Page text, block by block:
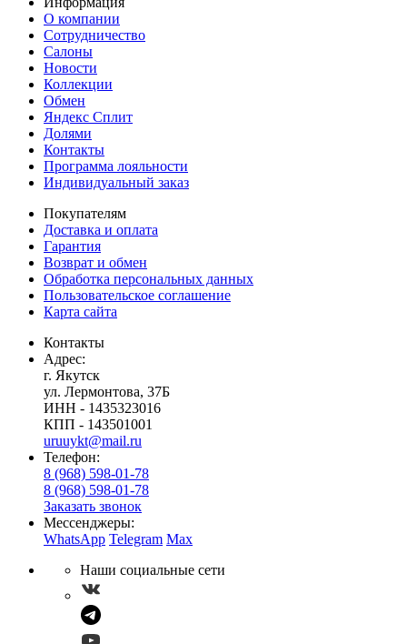
О компании
Сотрудничество
Салоны
Новости
Коллекции
Обмен
Яндекс Сплит
Долями
Контакты
Программа лояльности
Индивидуальный заказ
Покупателям
Доставка и оплата
Гарантия
Возврат и обмен
Обработка персональных данных
Пользовательское соглашение
Карта сайта
Контакты
Адрес:
г. Якутск
ул. Лермонтова, 37Б
ИНН - 1435323016
КПП - 143501001
uruuykt@mail.ru
Телефон:
8 (968) 598-01-78
8 (968) 598-01-78
Заказать звонок
Мессенджеры:
WhatsApp Telegram Max
Наши социальные сети